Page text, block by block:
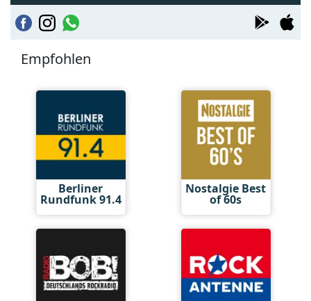
Empfohlen
Berliner
Rundfunk 91.4
Nostalgie Best
of 60s